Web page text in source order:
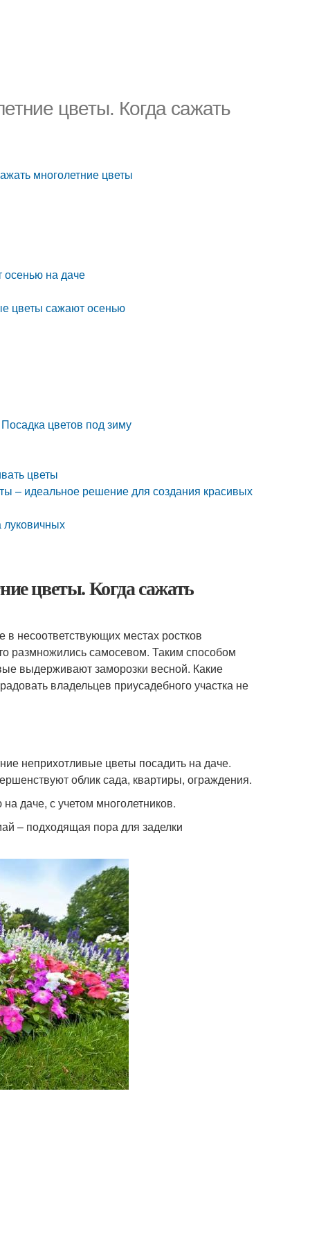
цветы. Когда сажать
многолетние цветы
осенью на даче
цветы сажают осенью
цветов под зиму
цветы
– идеальное решение для создания красивых
луковичных
цветы. Когда сажать
несоответствующих местах ростков
размножились самосевом. Таким способом
выдерживают заморозки весной. Какие
владельцев приусадебного участка не
неприхотливые цветы посадить на даче.
облик сада, квартиры, ограждения.
даче, с учетом многолетников.
– подходящая пора для заделки